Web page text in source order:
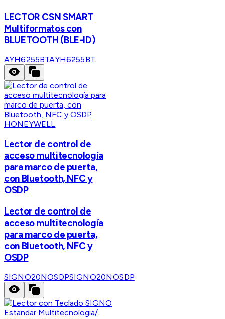
LECTOR CSN SMART
Multiformatos con
BLUETOOTH (BLE-ID)
AYH6255BTAYH6255BT
HONEYWELL
Lector de control de
acceso multitecnología
para marco de puerta,
con Bluetooth, NFC y
OSDP
Lector de control de
acceso multitecnología
para marco de puerta,
con Bluetooth, NFC y
OSDP
SIGNO20NOSDPSIGNO20NOSDP